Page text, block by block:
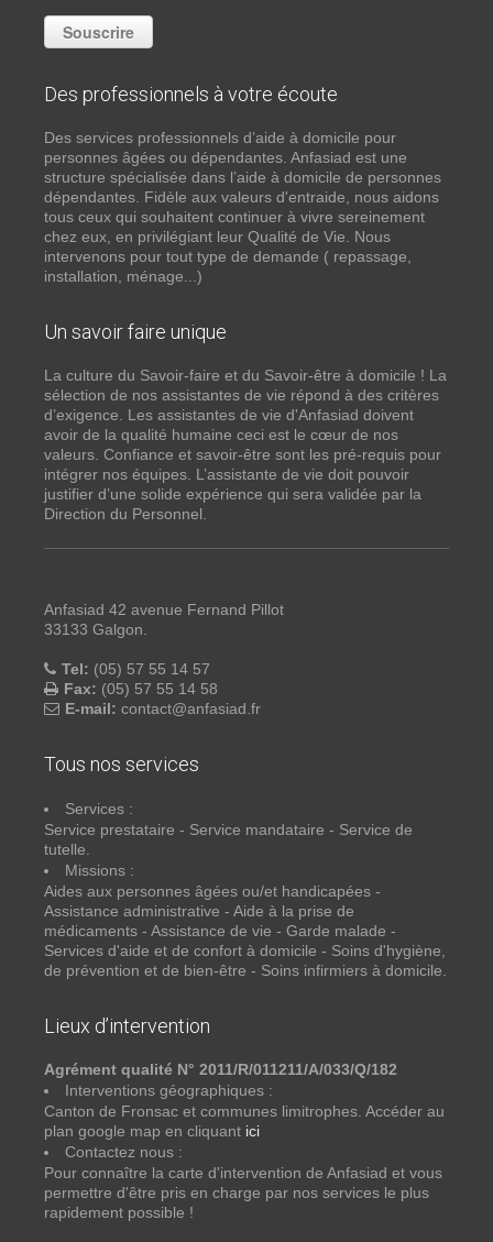
Des professionnels à votre écoute
Des services professionnels d’aide à domicile pour
personnes âgées ou dépendantes. Anfasiad est une
structure spécialisée dans l’aide à domicile de personnes
dépendantes. Fidèle aux valeurs d'entraide, nous aidons
tous ceux qui souhaitent continuer à vivre sereinement
chez eux, en privilégiant leur Qualité de Vie. Nous
intervenons pour tout type de demande ( repassage,
installation, ménage...)
Un savoir faire unique
La culture du Savoir-faire et du Savoir-être à domicile ! La
sélection de nos assistantes de vie répond à des critères
d’exigence. Les assistantes de vie d'Anfasiad doivent
avoir de la qualité humaine ceci est le cœur de nos
valeurs. Confiance et savoir-être sont les pré-requis pour
intégrer nos équipes. L’assistante de vie doit pouvoir
justifier d’une solide expérience qui sera validée par la
Direction du Personnel.
Anfasiad 42 avenue Fernand Pillot
33133 Galgon.
Tel: (05) 57 55 14 57
Fax: (05) 57 55 14 58
E-mail: contact@anfasiad.fr
Tous nos services
Services :
Service prestataire - Service mandataire - Service de
tutelle.
Missions :
Aides aux personnes âgées ou/et handicapées -
Assistance administrative - Aide à la prise de
médicaments - Assistance de vie - Garde malade -
Services d'aide et de confort à domicile - Soins d'hygiène,
de prévention et de bien-être - Soins infirmiers à domicile.
Lieux d’intervention
Agrément qualité N° 2011/R/011211/A/033/Q/182
Interventions géographiques :
Canton de Fronsac et communes limitrophes. Accéder au
plan google map en cliquant ici
Contactez nous :
Pour connaître la carte d'intervention de Anfasiad et vous
permettre d'être pris en charge par nos services le plus
rapidement possible !